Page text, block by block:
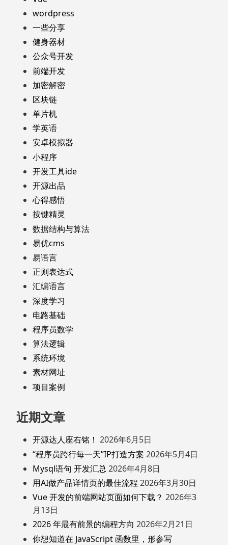
wordpress
一些分享
健身器材
公众号开发
前端开发
加密解密
区块链
单片机
学英语
安卓模拟器
小程序
开发工具ide
开源出品
心得感悟
按键精灵
数据结构与算法
易优cms
易语言
正则表达式
汇编语言
深度学习
电路基础
程序员数学
算法逻辑
系统环境
素材网址
项目案例
近期文章
开源达人座右铭！ 2026年6月5日
“程序员跨行每一天”IP打造方案 2026年5月4日
Mysql语句 开发汇总 2026年4月8日
用AI做产品详情页的最佳流程 2026年3月30日
Vue 开发的前端网站页面如何下载？ 2026年3
月13日
2026 年最有前景的编程方向 2026年2月21日
你想知道在 JavaScript 函数里，形参写